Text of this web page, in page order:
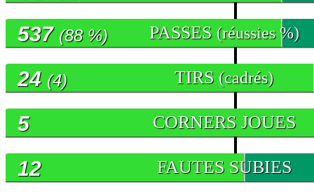
PASSES (réussies %)
537 (88 %)
TIRS (cadrés)
24 (4)
CORNERS JOUES
5
FAUTES SUBIES
12